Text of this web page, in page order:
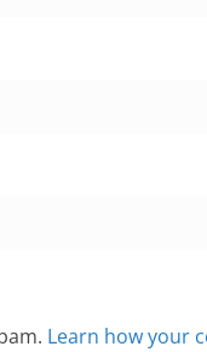
Learn how your